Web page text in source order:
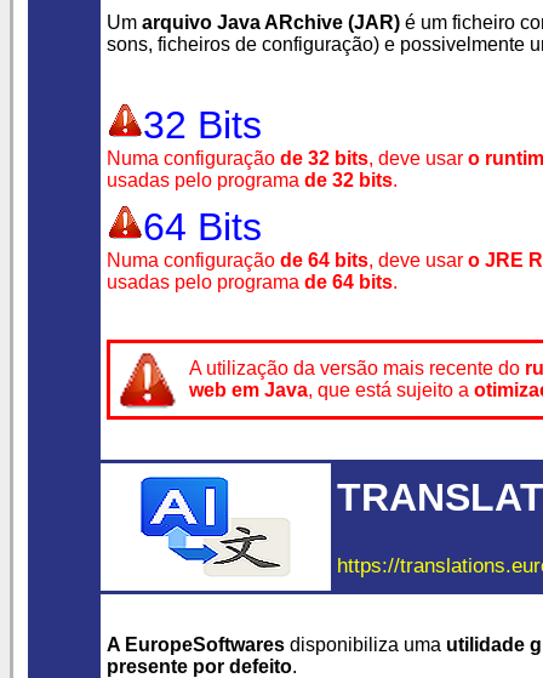
Um arquivo Java ARchive (JAR) é um ficheiro
sons, ficheiros de configuração) e possivelmente
32 Bits
Numa configuração de 32 bits, deve usar o
usadas pelo programa de 32 bits.
64 Bits
Numa configuração de 64 bits, deve usar o JRE
usadas pelo programa de 64 bits.
A utilização da versão mais recente do
web em Java, que está sujeito a
https://
A EuropeSoftwares disponibiliza uma utilidade
presente por defeito.